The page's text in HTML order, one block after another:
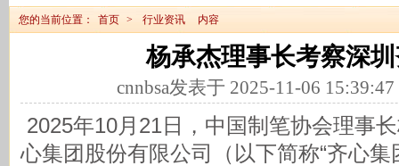
您的当前位置： 首页 > 行业资讯 内容
杨承杰理事长考察深
cnnbsa发表于 2025-11-06
2025年10月21日，中国制笔协会理事
心集团股份有限公司（以下简称“齐心